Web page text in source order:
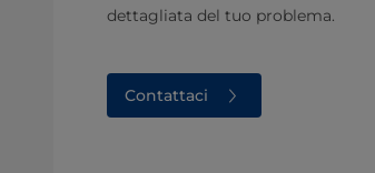
dettagliata del tuo problema.
Contattaci